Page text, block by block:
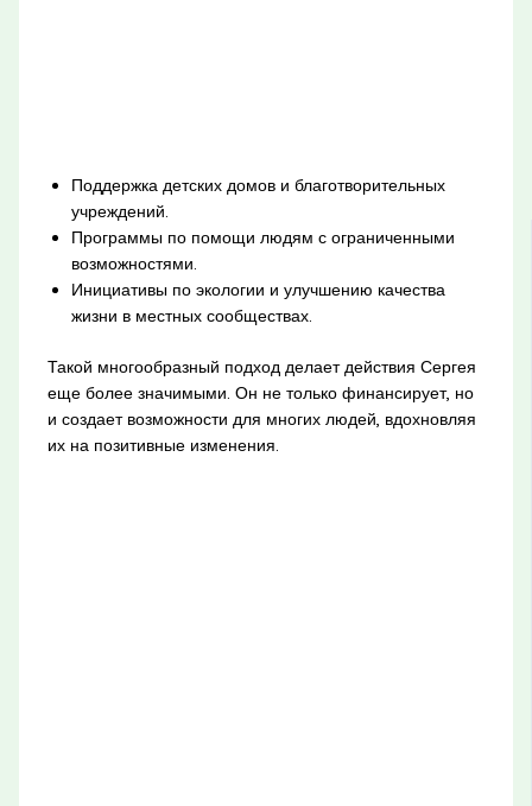
Поддержка детских домов и благотворительных
учреждений.
Программы по помощи людям с ограниченными
возможностями.
Инициативы по экологии и улучшению качества
жизни в местных сообществах.
Такой многообразный подход делает действия Сергея
еще более значимыми. Он не только финансирует, но
и создает возможности для многих людей, вдохновляя
их на позитивные изменения.